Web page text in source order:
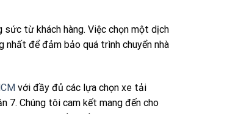
sức từ khách hàng. Việc chọn một dịch
để đảm bảo quá trình chuyển nhà
với đầy đủ các lựa chọn xe tải
7. Chúng tôi cam kết mang đến cho